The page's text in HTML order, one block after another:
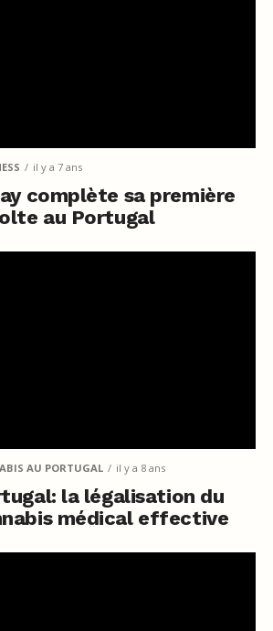
il y a 7 ans
complète sa première
au Portugal
AU PORTUGAL il y a 8 ans
la légalisation du
médical effective